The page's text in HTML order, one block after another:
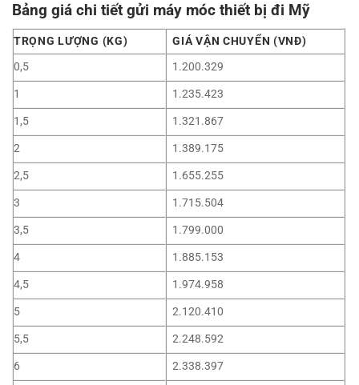
Bảng giá chi tiết gửi máy móc thiết bị đi Mỹ
TRỌNG LƯỢNG (KG)
GIÁ VẬN CHUYỂN (VNĐ)
0,5
1.200.329
1
1.235.423
1,5
1.321.867
2
1.389.175
2,5
1.655.255
3
1.715.504
3,5
1.799.000
4
1.885.153
4,5
1.974.958
5
2.120.410
5,5
2.248.592
6
2.338.397